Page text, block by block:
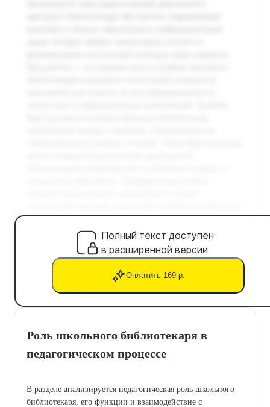
Полный текст доступен
в расширенной версии
Оплатить 169 р.
Роль школьного библиотекаря в
педагогическом процессе
В разделе анализируется педагогическая роль школьного
библиотекаря, его функции и взаимодействие с